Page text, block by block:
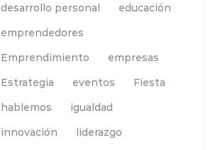
desarrollo personal
educación
emprendedores
Emprendimiento
empresas
Estrategia
eventos
Fiesta
hablemos
igualdad
innovación
liderazgo